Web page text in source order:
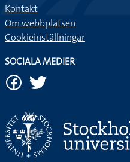
Kontakt
Om webbplatsen
Cookieinställningar
SOCIALA MEDIER